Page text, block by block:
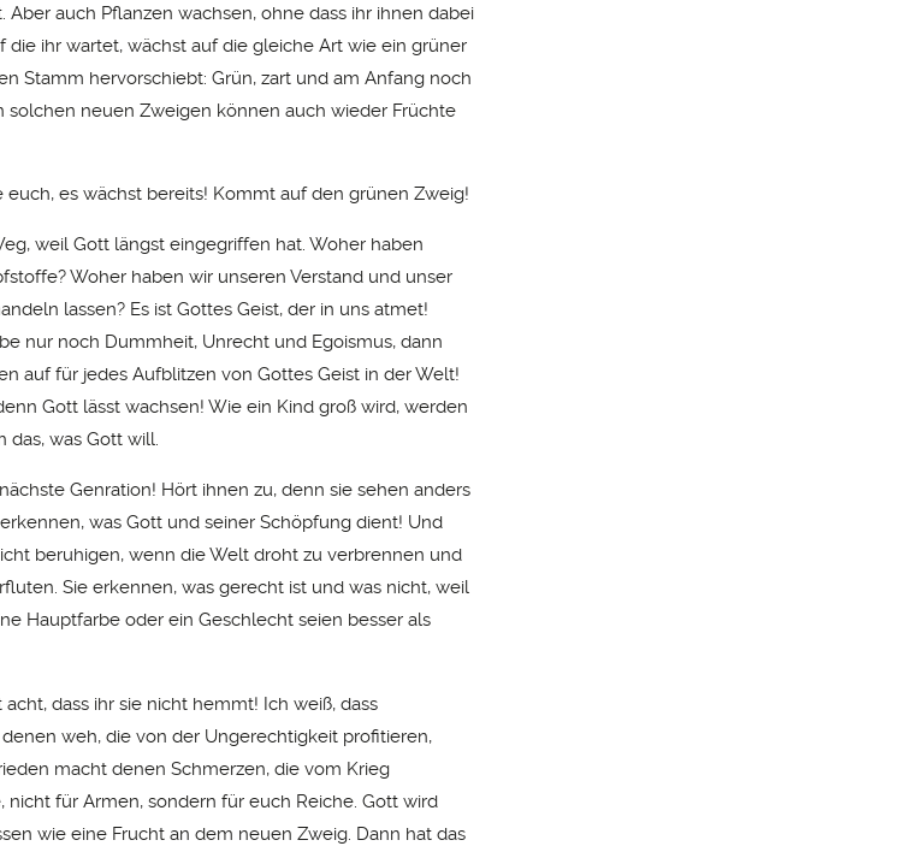
auch Pflanzen wachsen, ohne dass ihr ihnen dabei
die ihr wartet, wächst auf die gleiche Art wie ein grüner
Stamm hervorschiebt: Grün, zart und am Anfang noch
solchen neuen Zweigen können auch wieder Früchte
euch, es wächst bereits! Kommt auf den grünen Zweig!
weil Gott längst eingegriffen hat. Woher haben
Woher haben wir unseren Verstand und unser
lassen? Es ist Gottes Geist, der in uns atmet!
nur noch Dummheit, Unrecht und Egoismus, dann
auf für jedes Aufblitzen von Gottes Geist in der Welt!
Gott lässt wachsen! Wie ein Kind groß wird, werden
das, was Gott will.
Genration! Hört ihnen zu, denn sie sehen anders
was Gott und seiner Schöpfung dient! Und
beruhigen, wenn die Welt droht zu verbrennen und
Sie erkennen, was gerecht ist und was nicht, weil
Hauptfarbe oder ein Geschlecht seien besser als
dass ihr sie nicht hemmt! Ich weiß, dass
weh, die von der Ungerechtigkeit profitieren,
macht denen Schmerzen, die vom Krieg
nicht für Armen, sondern für euch Reiche. Gott wird
wie eine Frucht an dem neuen Zweig. Dann hat das